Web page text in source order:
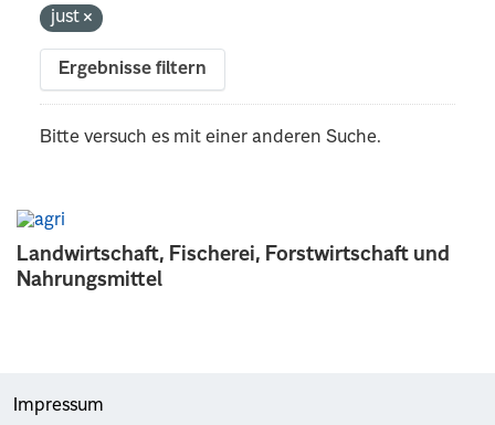
Landwirtschaft, Fischerei, Forstwirtschaft und
Nahrungsmittel
just
Ergebnisse filtern
Bitte versuch es mit einer anderen Suche.
Impressum